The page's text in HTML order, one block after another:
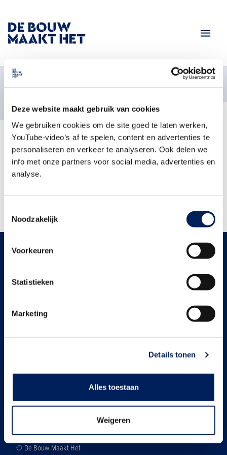
Deze website maakt gebruik van cookies
We gebruiken cookies om de site goed te laten werken,
YouTube-video’s af te spelen, content en advertenties te
personaliseren en verkeer te analyseren. Ook delen we
info met onze partners voor social media, advertenties en
analyse.
Noodzakelijk
Voorkeuren
Statistieken
Marketing
Details tonen
Alles toestaan
Weigeren
Home Download handleidingen
Op deze pagina vind je de handleidingen van diverse
producten.
Bouwbeschrijving LEGO bouwbus
Nederland.
Cookies
Privacy statement
© De Bouw Maakt Het